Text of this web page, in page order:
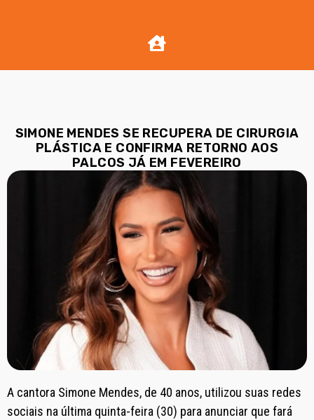
SIMONE MENDES SE RECUPERA DE CIRURGIA
PLÁSTICA E CONFIRMA RETORNO AOS
PALCOS JÁ EM FEVEREIRO
A cantora Simone Mendes, de 40 anos, utilizou suas redes
sociais na última quinta-feira (30) para anunciar que fará